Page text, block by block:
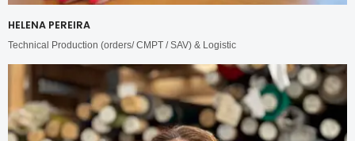
HELENA PEREIRA
Technical Production (orders/ CMPT / SAV) & Logistic